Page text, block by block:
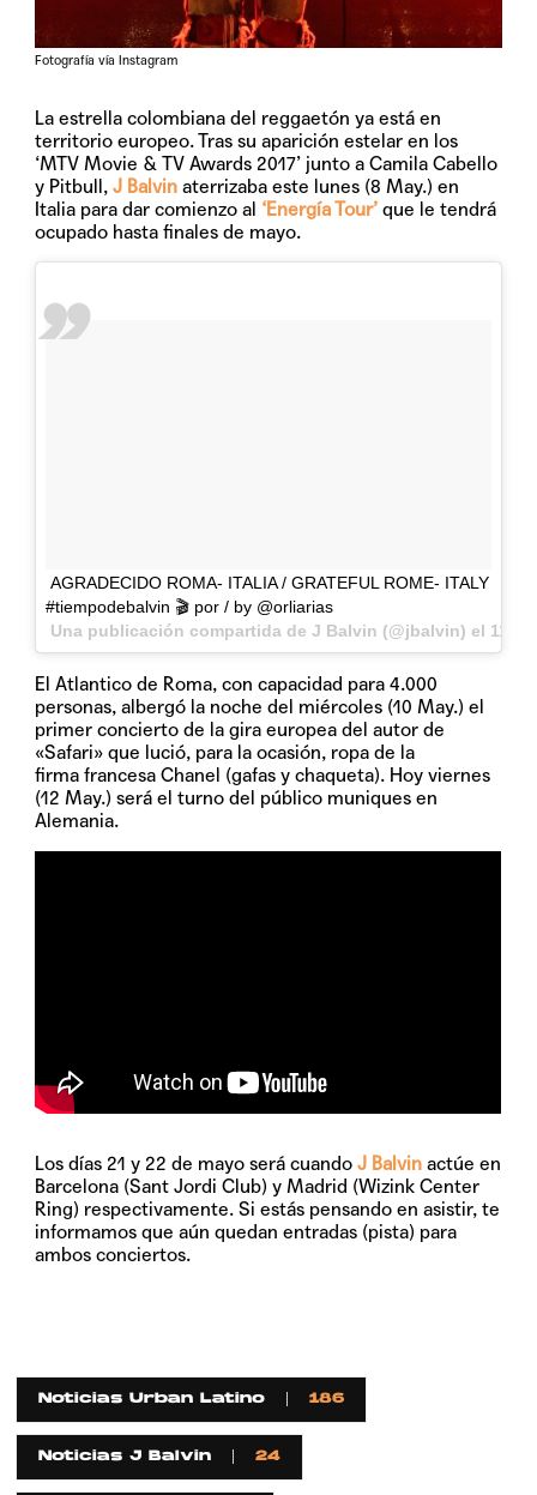
Fotografía vía Instagram
La estrella colombiana del reggaetón ya está en
territorio europeo. Tras su aparición estelar en los
‘MTV Movie & TV Awards 2017’ junto a Camila Cabello
y Pitbull,J Balvin aterrizaba este lunes (8 May.) en
Italia para dar comienzo al ‘Energía Tour’ que le tendrá
ocupado hasta finales de mayo.
AGRADECIDO ROMA- ITALIA / GRATEFUL ROME- ITALY
#tiempodebalvin 🎬 por / by @orliarias
Una publicación compartida de J Balvin (@jbalvin) el 11
El Atlantico de Roma, con capacidad para 4.000
personas, albergó la noche del miércoles (10 May.) el
primer concierto de la gira europea del autor de
«Safari» que lució, para la ocasión, ropa de la
firma francesa Chanel (gafas y chaqueta). Hoy viernes
(12 May.) será el turno del público muniques en
Alemania.
Los días 21 y 22 de mayo será cuandoJ Balvin actúe en
Barcelona (Sant Jordi Club) y Madrid (Wizink Center
Ring) respectivamente. Si estás pensando en asistir, te
informamos que aún quedan entradas (pista) para
ambos conciertos.
Noticias Urban Latino 186
Noticias J Balvin 24